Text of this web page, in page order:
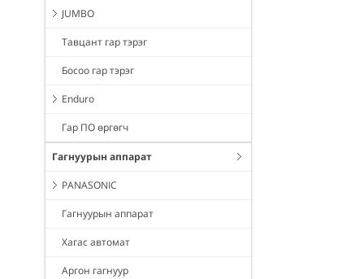
JUMBO
Тавцант гар тэрэг
Босоо гар тэрэг
Enduro
Гар ПО өргөгч
Гагнуурын аппарат
PANASONIC
Гагнуурын аппарат
Хагас автомат
Аргон гагнуур